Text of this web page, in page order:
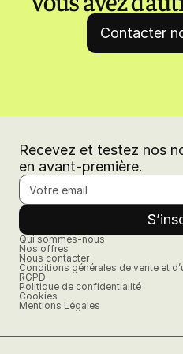
Contacter
Recevez et testez nos
en avant-première.
Qui sommes-nous
Nos offres
Nous contacter
Conditions générales de vente et
RGPD
Politique de confidentialité
Cookies
Mentions Légales